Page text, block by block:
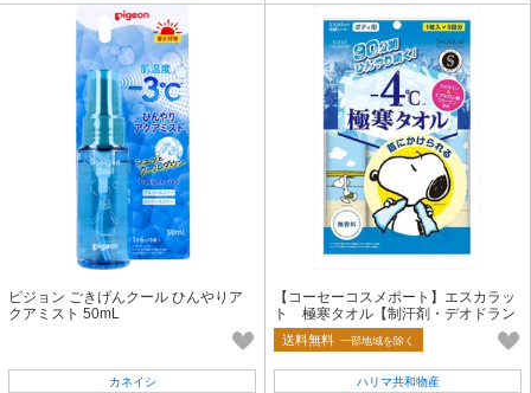
ピジョン ごきげんクール ひんやりア
クアミスト 50mL
カネイシ
【コーセーコスメポート】エスカラッ
ト 極寒タオル【制汗剤・デオドラン
ト】
送料無料 一部地域を除く
ハリマ共和物産